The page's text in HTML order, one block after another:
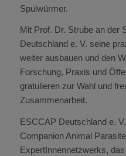
Spulwürmer.
Mit Prof. Dr. Strube an der
Deutschland e. V. seine
weiter ausbauen und den
Forschung, Praxis und
gratulieren zur Wahl und
Zusammenarbeit.
ESCCAP Deutschland e.
Companion Animal
ExpertInnennetzwerks,